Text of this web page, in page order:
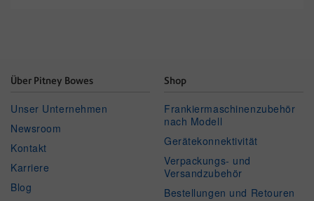
Über Pitney Bowes
Unser Unternehmen
Newsroom
Kontakt
Karriere
Blog
Shop
Frankiermaschinenzubehör
nach Modell
Gerätekonnektivität
Verpackungs- und
Versandzubehör
Bestellungen und Retouren